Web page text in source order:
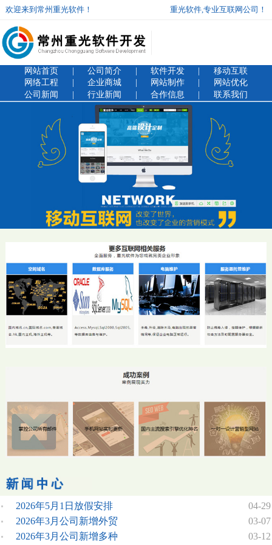
欢迎来到常州重光软件！ 重光软件,专业互联网公司！
网站首页 | 公司简介 | 软件开发 |
移动互联
网络工程
企业商城 网站制作
网站优化
公司新闻
行业新闻 合作信息 联系我们
2026年5月1日放假安排
04-29
2026年3月公司新增外贸
03-07
2026年3月公司新增多种
03-12